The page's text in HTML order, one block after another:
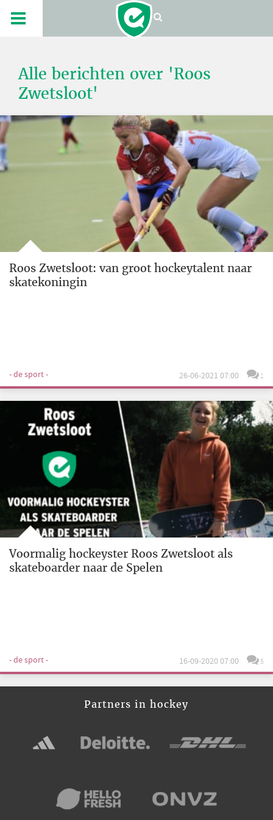
Alle berichten over 'Roos
Zwetsloot'
Roos Zwetsloot: van groot hockeytalent naar
skatekoningin
- de sport - 26-06-2021 07:00 1
Voormalig hockeyster Roos Zwetsloot als
skateboarder naar de Spelen
- de sport - 16-09-2020 07:00 5
Partners in hockey